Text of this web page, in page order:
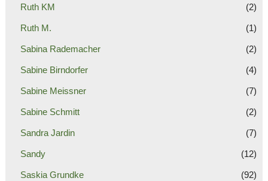
Ruth KM (2)
Ruth M. (1)
Sabina Rademacher (2)
Sabine Birndorfer (4)
Sabine Meissner (7)
Sabine Schmitt (2)
Sandra Jardin (7)
Sandy (12)
Saskia Grundke (92)